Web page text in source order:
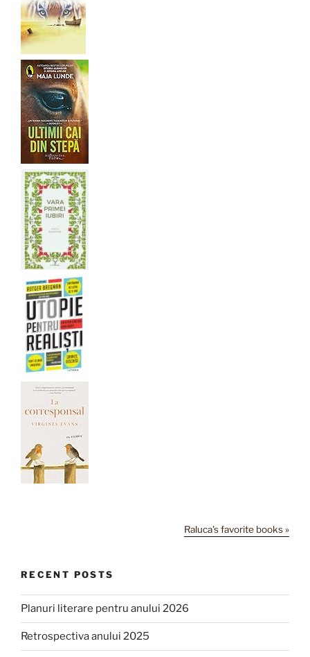
Raluca's favorite books »
RECENT POSTS
Planuri literare pentru anului 2026
Retrospectiva anului 2025